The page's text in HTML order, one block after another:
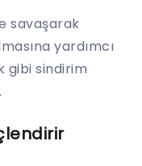
savaşarak
yardımcı
gibi sindirim